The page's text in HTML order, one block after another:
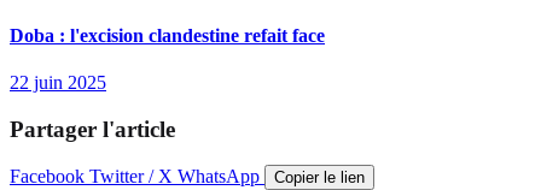
Doba : l'excision clandestine refait face
22 juin 2025
Partager l'article
Facebook Twitter / X WhatsApp Copier le lien